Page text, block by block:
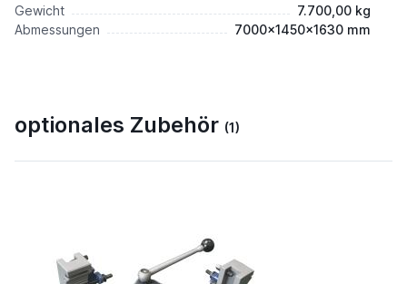
Gewicht
7.700,00 kg
Abmessungen
7000x1450x1630 mm
optionales Zubehör (1)